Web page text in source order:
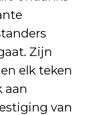
Zijn
elk teken
aan
van